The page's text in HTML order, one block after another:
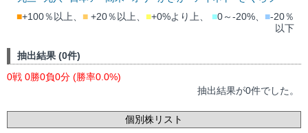
■+100％以上、 ■ +20％以上、 ■+0%より上、 ■0～-20%、 ■-20％
以下
抽出結果 (0件)
0戦 0勝0負0分 (勝率0.0%)
抽出結果が0件でした。
個別株リスト